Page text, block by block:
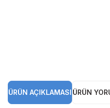
ÜRÜN AÇIKLAMASI ÜRÜN